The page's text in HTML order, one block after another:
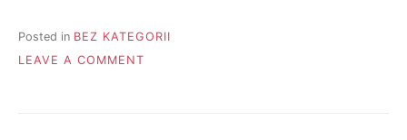
Posted in BEZ KATEGORII
LEAVE A COMMENT